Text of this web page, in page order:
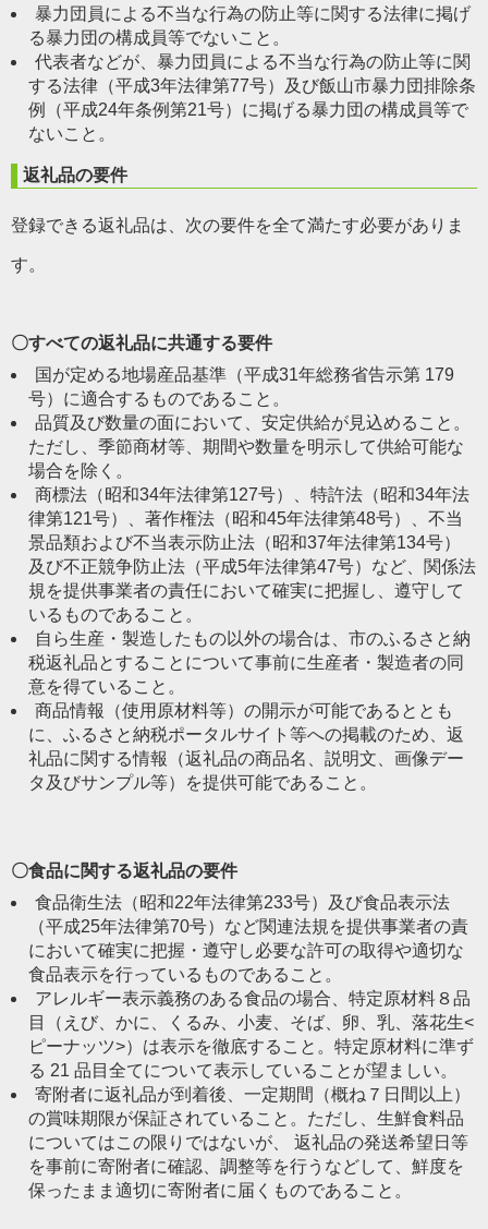
暴力団員による不当な行為の防止等に関する法律に掲げ
る暴力団の構成員等でないこと。
代表者などが、暴力団員による不当な行為の防止等に関
する法律（平成3年法律第77号）及び飯山市暴力団排除条
例（平成24年条例第21号）に掲げる暴力団の構成員等で
ないこと。
返礼品の要件
登録できる返礼品は、次の要件を全て満たす必要がありま
す。
〇すべての返礼品に共通する要件
国が定める地場産品基準（平成31年総務省告示第 179
号）に適合するものであること。
品質及び数量の面において、安定供給が見込めること。
ただし、季節商材等、期間や数量を明示して供給可能な
場合を除く。
商標法（昭和34年法律第127号）、特許法（昭和34年法
律第121号）、著作権法（昭和45年法律第48号）、不当
景品類および不当表示防止法（昭和37年法律第134号）
及び不正競争防止法（平成5年法律第47号）など、関係法
規を提供事業者の責任において確実に把握し、遵守して
いるものであること。
自ら生産・製造したもの以外の場合は、市のふるさと納
税返礼品とすることについて事前に生産者・製造者の同
意を得ていること。
商品情報（使用原材料等）の開示が可能であるととも
に、ふるさと納税ポータルサイト等への掲載のため、返
礼品に関する情報（返礼品の商品名、説明文、画像デー
タ及びサンプル等）を提供可能であること。
〇食品に関する返礼品の要件
食品衛生法（昭和22年法律第233号）及び食品表示法
（平成25年法律第70号）など関連法規を提供事業者の責
において確実に把握・遵守し必要な許可の取得や適切な
食品表示を行っているものであること。
アレルギー表示義務のある食品の場合、特定原材料８品
目（えび、かに、くるみ、小麦、そば、卵、乳、落花生<
ピーナッツ>）は表示を徹底すること。特定原材料に準ず
る 21 品目全てについて表示していることが望ましい。
寄附者に返礼品が到着後、一定期間（概ね７日間以上）
の賞味期限が保証されていること。ただし、生鮮食料品
についてはこの限りではないが、 返礼品の発送希望日等
を事前に寄附者に確認、調整等を行うなどして、鮮度を
保ったまま適切に寄附者に届くものであること。